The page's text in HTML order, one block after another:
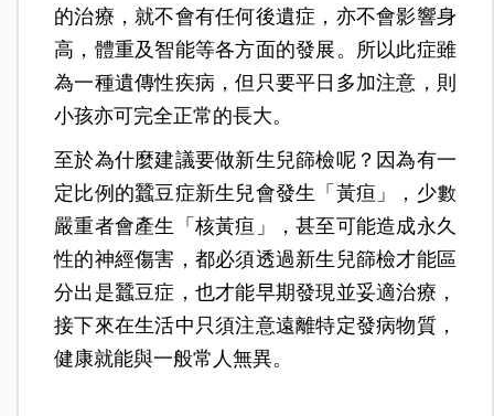
的治療，就不會有任何後遺症，亦不會影響身
高，體重及智能等各方面的發展。所以此症雖
為一種遺傳性疾病，但只要平日多加注意，則
小孩亦可完全正常的長大。
至於為什麼建議要做新生兒篩檢呢？因為有一
定比例的蠶豆症新生兒會發生「黃疸」，少數
嚴重者會產生「核黃疸」，甚至可能造成永久
性的神經傷害，都必須透過新生兒篩檢才能區
分出是蠶豆症，也才能早期發現並妥適治療，
接下來在生活中只須注意遠離特定發病物質，
健康就能與一般常人無異。